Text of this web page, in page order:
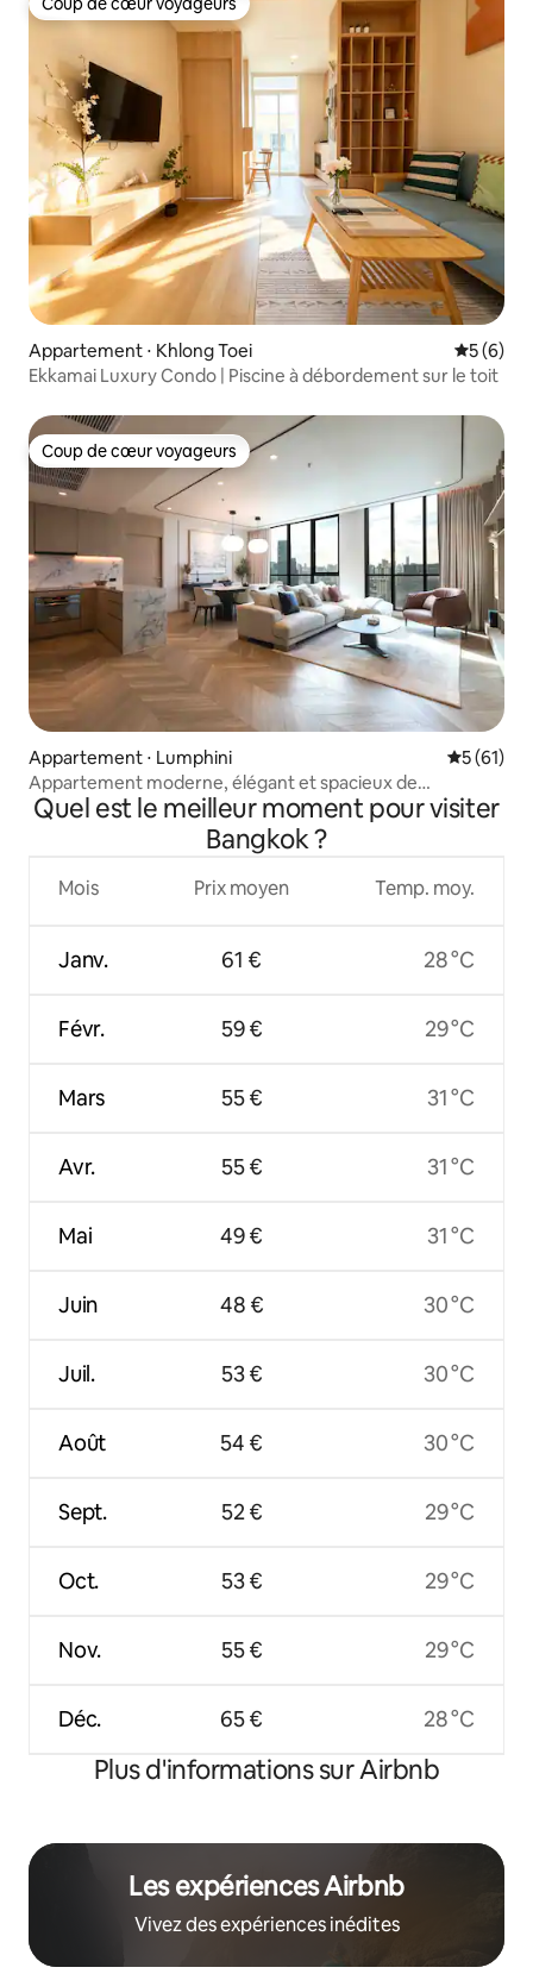
Coup de cœur voyageurs
Appartement ⋅ Khlong Toei
5 (6)
Ekkamai Luxury Condo | Piscine à débordement sur le toit
Coup de cœur voyageurs
Coup de cœur voyageurs
Appartement ⋅ Lumphini
5 (61)
Appartement moderne, élégant et spacieux de
3 chambres près de Thonglor
Quel est le meilleur moment pour visiter
Bangkok ?
Mois
Janv.
Févr.
Mars
Avr.
Mai
Juin
Juil.
Août
Sept.
Oct.
Nov.
Déc.
Prix moyen
61 €
59 €
55 €
55 €
49 €
48 €
53 €
54 €
52 €
53 €
55 €
65 €
Temp. moy.
28 °C
29 °C
31 °C
31 °C
31 °C
30 °C
30 °C
30 °C
29 °C
29 °C
29 °C
28 °C
Plus d'informations sur Airbnb
Les expériences Airbnb
Vivez des expériences inédites